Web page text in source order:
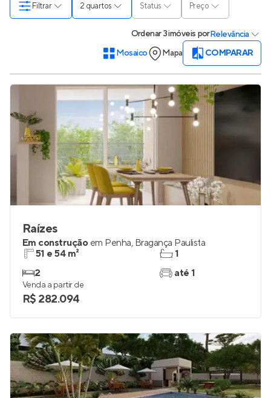
2 quartos Status Preço
Filtrar
Ordenar3 imóveis porRelevância
Mosaico
Mapa COMPARAR
Raízes
Em construção em Penha, Bragança Paulista
51 e 54 m²
2
1
até 1
Venda a partir de
R$ 282.094